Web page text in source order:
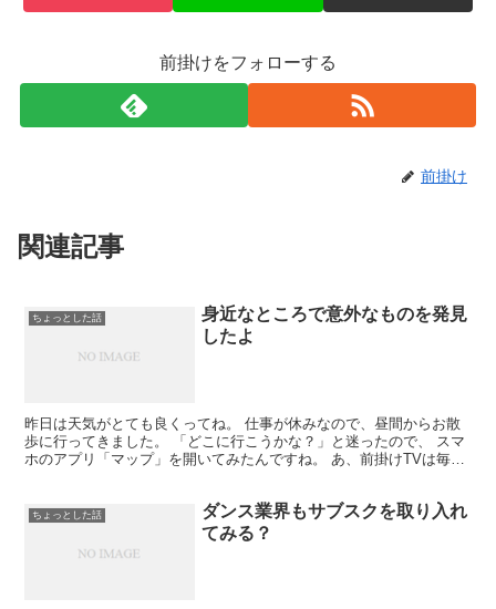
前掛けをフォローする
前掛け
関連記事
ちょっとした話
身近なところで意外なものを発見
したよ
昨日は天気がとても良くってね。 仕事が休みなので、昼間からお散
歩に行ってきました。 「どこに行こうかな？」と迷ったので、 スマ
ホのアプリ「マップ」を開いてみたんですね。 あ、前掛けTVは毎日
ちょっとした話
ダンス業界もサブスクを取り入れ
てみる？